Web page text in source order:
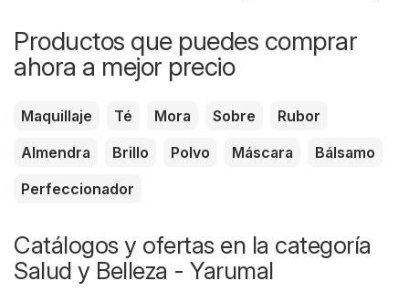
Productos que puedes comprar
ahora a mejor precio
Maquillaje Té Mora Sobre
Rubor
Almendra
Brillo Polvo Máscara
Bálsamo
Perfeccionador
Catálogos y ofertas en la categoría
Salud y Belleza - Yarumal